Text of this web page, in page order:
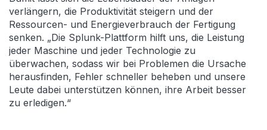
verlängern, die Produktivität steigern und der
Ressourcen- und Energieverbrauch der Fertigung
senken. „Die Splunk-Plattform hilft uns, die Leistung
jeder Maschine und jeder Technologie zu
überwachen, sodass wir bei Problemen die Ursache
herausfinden, Fehler schneller beheben und unsere
Leute dabei unterstützen können, ihre Arbeit besser
zu erledigen.“